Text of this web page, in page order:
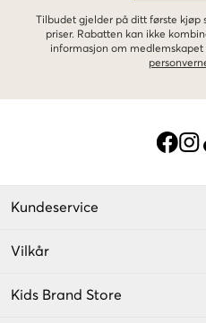
Tilbudet gjelder på ditt første
priser. Rabatten kan ikke
informasjon om medlemskapet
Kundeservice
Vilkår
Kids Brand Store